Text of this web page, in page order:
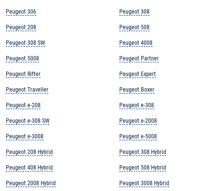
Peugeot 306
Peugeot 208
Peugeot 308 SW
Peugeot 5008
Peugeot Rifter
Peugeot Traveller
Peugeot e-208
Peugeot e-308 SW
Peugeot e-3008
Peugeot 208 Hybrid
Peugeot 408 Hybrid
Peugeot 2008 Hybrid
Peugeot 308
Peugeot 508
Peugeot 4008
Peugeot Partner
Peugeot Expert
Peugeot Boxer
Peugeot e-308
Peugeot e-2008
Peugeot e-5008
Peugeot 308 Hybrid
Peugeot 508 Hybrid
Peugeot 3008 Hybrid